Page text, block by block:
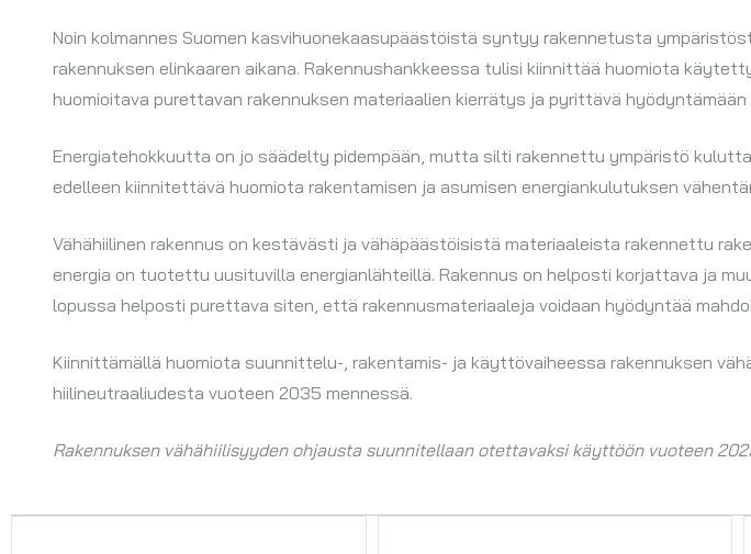
Noin kolmannes Suomen kasvihuonekaasupäästöistä syntyy rakennetusta
rakennuksen elinkaaren aikana. Rakennushankkeessa tulisi kiinnittää huomiota
huomioitava purettavan rakennuksen materiaalien kierrätys ja pyrittävä
Energiatehokkuutta on jo säädelty pidempään, mutta silti rakennettu ympäristö
edelleen kiinnitettävä huomiota rakentamisen ja asumisen energiankulutuksen
Vähähiilinen rakennus on kestävästi ja vähäpäästöisistä materiaaleista rakennettu
energia on tuotettu uusituvilla energianlähteillä. Rakennus on helposti korjattava ja
lopussa helposti purettava siten, että rakennusmateriaaleja voidaan hyödyntää
Kiinnittämällä huomiota suunnittelu-, rakentamis- ja käyttövaiheessa rakennuksen
hiilineutraaliudesta vuoteen 2035 mennessä.
Rakennuksen vähähiilisyyden ohjausta suunnitellaan otettavaksi käyttöön vuoteen